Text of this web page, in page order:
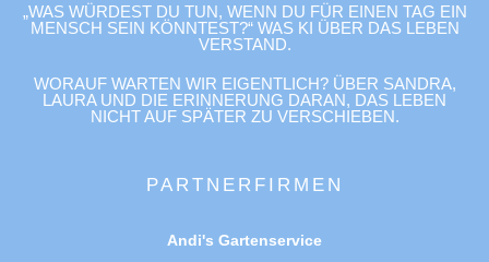
„WAS WÜRDEST DU TUN, WENN DU FÜR EINEN TAG EIN
MENSCH SEIN KÖNNTEST?“ WAS KI ÜBER DAS LEBEN
VERSTAND.
WORAUF WARTEN WIR EIGENTLICH? ÜBER SANDRA,
LAURA UND DIE ERINNERUNG DARAN, DAS LEBEN
NICHT AUF SPÄTER ZU VERSCHIEBEN.
PARTNERFIRMEN
Andi's Gartenservice